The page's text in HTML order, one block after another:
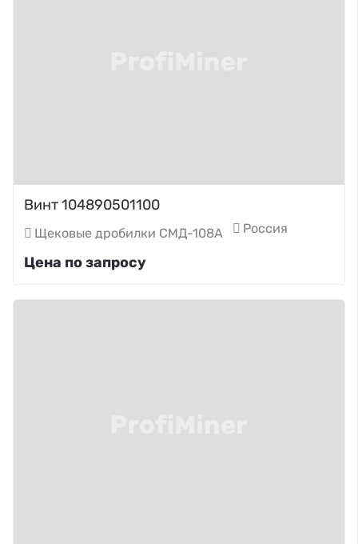
Винт 104890501100
Щековые дробилки СМД-108А Россия
Цена по запросу